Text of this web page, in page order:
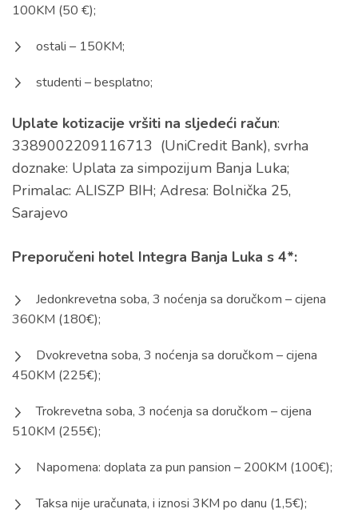
100KM (50 €);
ostali – 150KM;
studenti – besplatno;
Uplate kotizacije vršiti na sljedeći račun:
3389002209116713 (UniCredit Bank), svrha
doznake: Uplata za simpozijum Banja Luka;
Primalac: ALISZP BIH; Adresa: Bolnička 25,
Sarajevo
Preporučeni hotel Integra Banja Luka s 4*:
Jedonkrevetna soba, 3 noćenja sa doručkom – cijena
360KM (180€);
Dvokrevetna soba, 3 noćenja sa doručkom – cijena
450KM (225€);
Trokrevetna soba, 3 noćenja sa doručkom – cijena
510KM (255€);
Napomena: doplata za pun pansion – 200KM (100€);
Taksa nije uračunata, i iznosi 3KM po danu (1,5€);